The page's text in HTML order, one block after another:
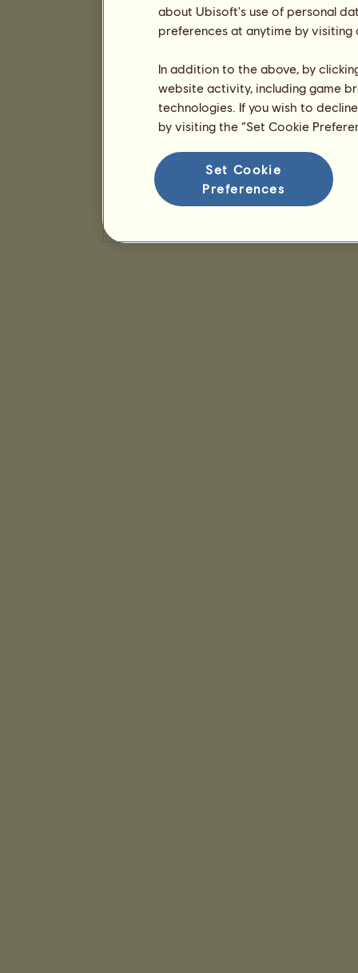
about Ubisoft's use of personal
preferences at anytime by
In addition to the above, by
website activity, including game
technologies. If you wish to
by visiting the “Set Cookie
Set Cookie
Preferences